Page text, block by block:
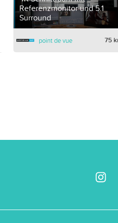
Referenzmonitor und 5.1
Surround
point de vue 75